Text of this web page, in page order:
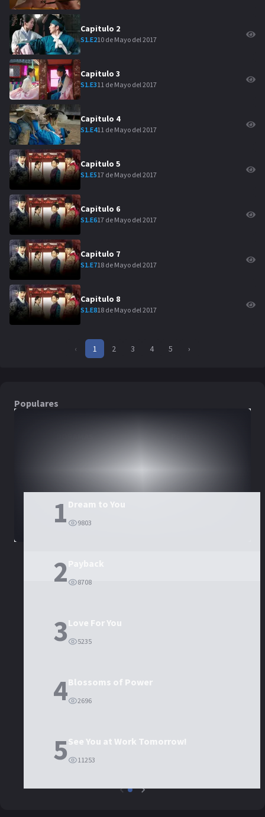
Capitulo 2
S1.E210 de Mayo del 2017
Capitulo 3
S1.E311 de Mayo del 2017
Capitulo 4
S1.E411 de Mayo del 2017
Capitulo 5
S1.E517 de Mayo del 2017
Capitulo 6
S1.E617 de Mayo del 2017
Capitulo 7
S1.E718 de Mayo del 2017
Capitulo 8
S1.E818 de Mayo del 2017
‹ 1 2 3 4 5 ›
Populares
1 Dream to You
9803
2 8708
3Love For You
5235
4Blossoms of Power
2696
5See You at Work Tomorrow!
11253